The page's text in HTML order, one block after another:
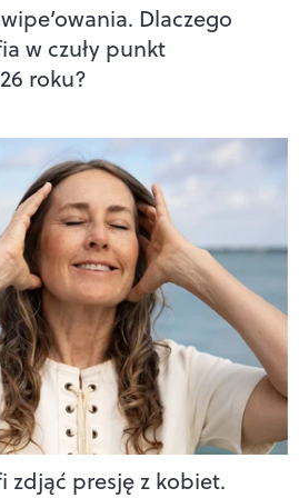
Dlaczego
w czuły punkt
roku?
zdjąć presję z kobiet.